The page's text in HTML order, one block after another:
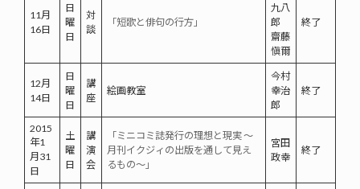
11月
16日
日
曜
日
対
談
「短歌と俳句の行方」
九八
郎
齋藤
愼爾
終了
12月
14日
日
曜
日
講
座
絵画教室
今村
幸治
郎
終了
2015
年1
月31
日
土
曜
日
講
演
会
「ミニコミ誌発行の理想と現実 ～
月刊イクジィの出版を通して見え
るもの～」
宮田
政幸
終了